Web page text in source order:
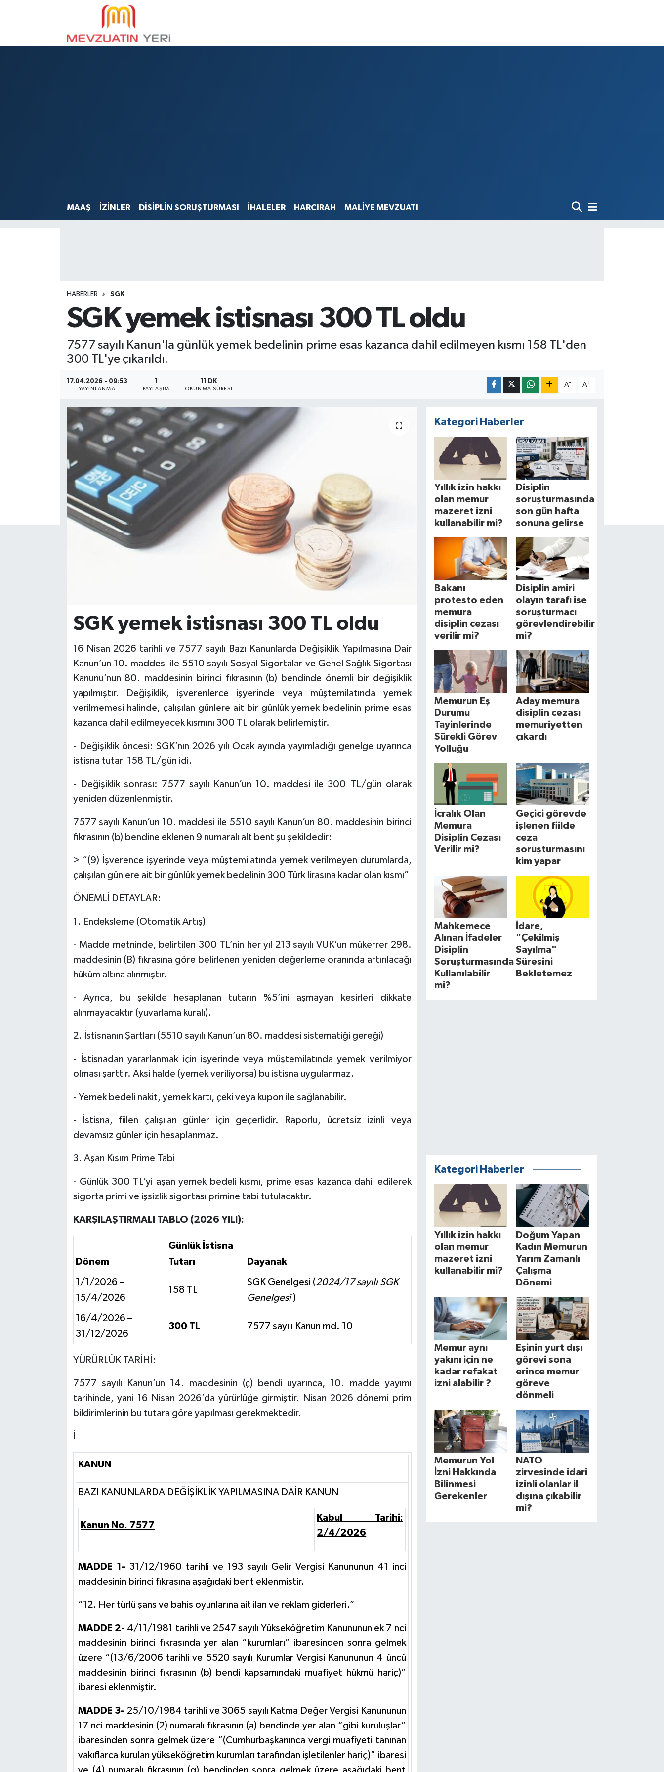
MAAŞ İZİNLER DİSİPLİN SORUŞTURMASI İHALELER HARCIRAH MALİYE MEVZUATI
HABERLER SGK
SGK yemek istisnası 300 TL oldu
7577 sayılı Kanun'la günlük yemek bedelinin prime esas kazanca dahil edilmeyen kısmı 158 TL'den
300 TL'ye çıkarıldı.
17.04.2026 - 09:53
YAYINLANMA
1
PAYLAŞIM
11 DK
OKUNMA SÜRESI
A- A+
SGK yemek istisnası 300 TL oldu
16 Nisan 2026 tarihli ve 7577 sayılı Bazı Kanunlarda Değişiklik Yapılmasına Dair
Kanun’un 10. maddesi ile 5510 sayılı Sosyal Sigortalar ve Genel Sağlık Sigortası
Kanunu’nun 80. maddesinin birinci fıkrasının (b) bendinde önemli bir değişiklik
yapılmıştır. Değişiklik, işverenlerce işyerinde veya müştemilatında yemek
verilmemesi halinde, çalışılan günlere ait bir günlük yemek bedelinin prime esas
kazanca dahil edilmeyecek kısmını 300 TL olarak belirlemiştir.
- Değişiklik öncesi: SGK’nın 2026 yılı Ocak ayında yayımladığı genelge uyarınca
istisna tutarı 158 TL/gün idi.
- Değişiklik sonrası: 7577 sayılı Kanun’un 10. maddesi ile 300 TL/gün olarak
yeniden düzenlenmiştir.
7577 sayılı Kanun’un 10. maddesi ile 5510 sayılı Kanun’un 80. maddesinin birinci
fıkrasının (b) bendine eklenen 9 numaralı alt bent şu şekildedir:
> “(9) İşverence işyerinde veya müştemilatında yemek verilmeyen durumlarda,
çalışılan günlere ait bir günlük yemek bedelinin 300 Türk lirasına kadar olan kısmı”
ÖNEMLİ DETAYLAR:
1. Endeksleme (Otomatik Artış)
- Madde metninde, belirtilen 300 TL’nin her yıl 213 sayılı VUK’un mükerrer 298.
maddesinin (B) fıkrasına göre belirlenen yeniden değerleme oranında artırılacağı
hüküm altına alınmıştır.
- Ayrıca, bu şekilde hesaplanan tutarın %5’ini aşmayan kesirleri dikkate
alınmayacaktır (yuvarlama kuralı).
2. İstisnanın Şartları (5510 sayılı Kanun’un 80. maddesi sistematiği gereği)
- İstisnadan yararlanmak için işyerinde veya müştemilatında yemek verilmiyor
olması şarttır. Aksi halde (yemek veriliyorsa) bu istisna uygulanmaz.
- Yemek bedeli nakit, yemek kartı, çeki veya kupon ile sağlanabilir.
- İstisna, fiilen çalışılan günler için geçerlidir. Raporlu, ücretsiz izinli veya
devamsız günler için hesaplanmaz.
3. Aşan Kısım Prime Tabi
- Günlük 300 TL’yi aşan yemek bedeli kısmı, prime esas kazanca dahil edilerek
sigorta primi ve işsizlik sigortası primine tabi tutulacaktır.
KARŞILAŞTIRMALI TABLO (2026 YILI):
Dönem
Günlük İstisna
Tutarı
Dayanak
1/1/2026 –
15/4/2026
158 TL
SGK Genelgesi (2024/17 sayılı SGK
Genelgesi)
16/4/2026 –
31/12/2026
300 TL 7577 sayılı Kanun md. 10
YÜRÜRLÜK TARİHİ:
7577 sayılı Kanun’un 14. maddesinin (ç) bendi uyarınca, 10. madde yayımı
tarihinde, yani 16 Nisan 2026’da yürürlüğe girmiştir. Nisan 2026 dönemi prim
bildirimlerinin bu tutara göre yapılması gerekmektedir.
KANUN
BAZI KANUNLARDA DEĞİŞİKLİK YAPILMASINA DAİR KANUN
Kanun No. 7577
Kabul Tarihi:
2/4/2026
MADDE 1- 31/12/1960 tarihli ve 193 sayılı Gelir Vergisi Kanununun 41 inci
maddesinin birinci fıkrasına aşağıdaki bent eklenmiştir.
“12. Her türlü şans ve bahis oyunlarına ait ilan ve reklam giderleri.”
MADDE 2- 4/11/1981 tarihli ve 2547 sayılı Yükseköğretim Kanununun ek 7 nci
maddesinin birinci fıkrasında yer alan “kurumları” ibaresinden sonra gelmek
üzere “(13/6/2006 tarihli ve 5520 sayılı Kurumlar Vergisi Kanununun 4 üncü
maddesinin birinci fıkrasının (b) bendi kapsamındaki muafiyet hükmü hariç)”
ibaresi eklenmiştir.
MADDE 3- 25/10/1984 tarihli ve 3065 sayılı Katma Değer Vergisi Kanununun
17 nci maddesinin (2) numaralı fıkrasının (a) bendinde yer alan “gibi kuruluşlar”
ibaresinden sonra gelmek üzere “(Cumhurbaşkanınca vergi muafiyeti tanınan
vakıflarca kurulan yükseköğretim kurumları tarafından işletilenler hariç)” ibaresi
ve (4) numaralı fıkrasının (g) bendinden sonra gelmek üzere aşağıdaki bent
Kategori Haberler
Yıllık izin hakkı
olan memur
mazeret izni
kullanabilir mi?
Disiplin
soruşturmasında
son gün hafta
sonuna gelirse
Bakanı
protesto eden
memura
disiplin cezası
verilir mi?
Disiplin amiri
olayın tarafı ise
soruşturmacı
görevlendirebilir
mi?
Memurun Eş
Durumu
Tayinlerinde
Sürekli Görev
Yolluğu
Aday memura
disiplin cezası
memuriyetten
çıkardı
İcralık Olan
Memura
Disiplin Cezası
Verilir mi?
Geçici görevde
işlenen fiilde
ceza
soruşturmasını
kim yapar
Mahkemece
Alınan İfadeler
Disiplin
Soruşturmasında
Kullanılabilir
mi?
İdare,
"Çekilmiş
Sayılma"
Süresini
Bekletemez
Kategori Haberler
Yıllık izin hakkı
olan memur
mazeret izni
kullanabilir mi?
Doğum Yapan
Kadın Memurun
Yarım Zamanlı
Çalışma
Dönemi
Memur aynı
yakını için ne
kadar refakat
izni alabilir ?
Eşinin yurt dışı
görevi sona
erince memur
göreve
dönmeli
Memurun Yol
İzni Hakkında
Bilinmesi
Gerekenler
NATO
zirvesinde idari
izinli olanlar il
dışına çıkabilir
mi?